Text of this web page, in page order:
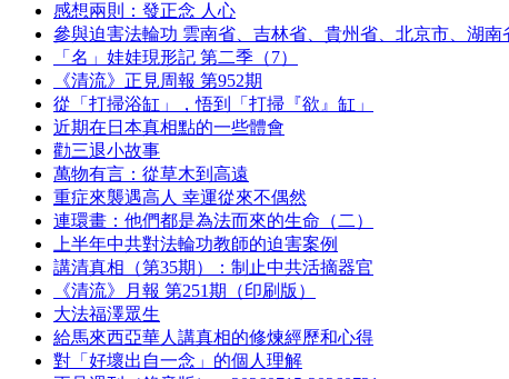
感想兩則：發正念 人心
參與迫害法輪功 雲南省、吉林省、貴州省、北京市、湖
「名」娃娃現形記 第二季（7）
《清流》正見周報 第952期
從「打掃浴缸」，悟到「打掃『欲』缸」
近期在日本真相點的一些體會
勸三退小故事
萬物有言：從草木到高遠
重症來襲遇高人 幸運從來不偶然
連環畫：他們都是為法而來的生命（二）
上半年中共對法輪功教師的迫害案例
講清真相（第35期）：制止中共活摘器官
《清流》月報 第251期（印刷版）
大法福澤眾生
給馬來西亞華人講真相的修煉經歷和心得
對「好壞出自一念」的個人理解